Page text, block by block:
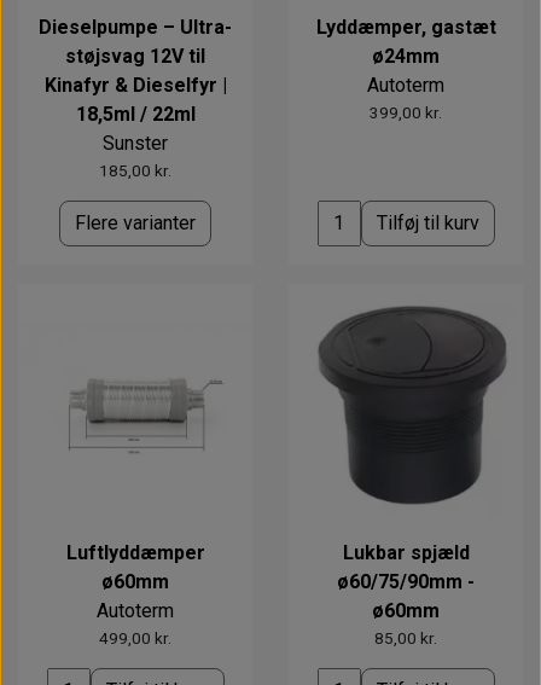
Dieselpumpe – Ultra-
støjsvag 12V til
Kinafyr & Dieselfyr |
18,5ml / 22ml
Sunster
185,00 kr.
Flere varianter
Lyddæmper, gastæt
ø24mm
Autoterm
399,00 kr.
Tilføj til kurv
Luftlyddæmper
ø60mm
Autoterm
499,00 kr.
Lukbar spjæld
ø60/75/90mm -
ø60mm
85,00 kr.